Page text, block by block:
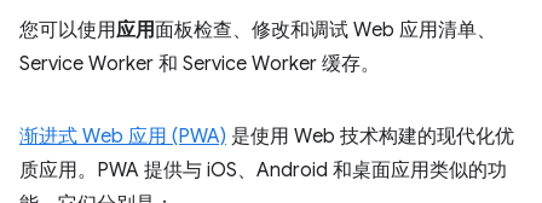
您可以使用应用面板检查、修改和调试 Web 应用清单、
Service Worker 和 Service Worker 缓存。
渐进式 Web 应用 (PWA) 是使用 Web 技术构建的现代化优
质应用。PWA 提供与 iOS、Android 和桌面应用类似的功